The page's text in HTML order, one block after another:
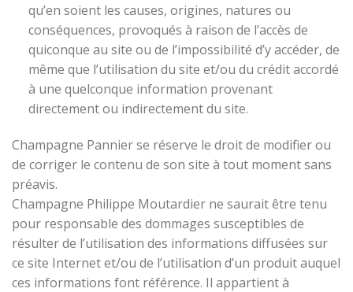
qu’en soient les causes, origines, natures ou
conséquences, provoqués à raison de l’accès de
quiconque au site ou de l’impossibilité d’y accéder, de
même que l’utilisation du site et/ou du crédit accordé
à une quelconque information provenant
directement ou indirectement du site.
Champagne Pannier se réserve le droit de modifier ou
de corriger le contenu de son site à tout moment sans
préavis.
Champagne Philippe Moutardier ne saurait être tenu
pour responsable des dommages susceptibles de
résulter de l’utilisation des informations diffusées sur
ce site Internet et/ou de l’utilisation d’un produit auquel
ces informations font référence. Il appartient à